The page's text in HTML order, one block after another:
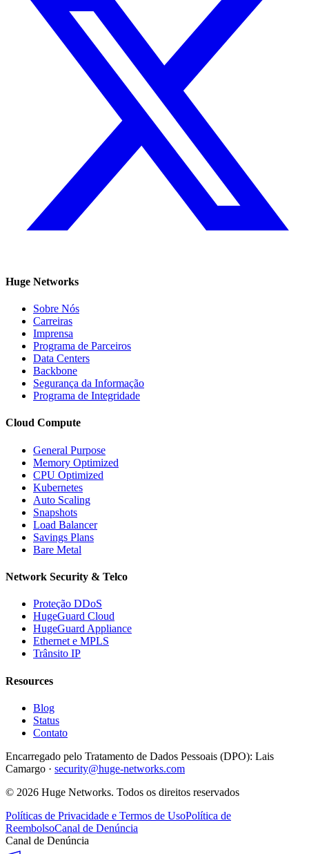
Huge Networks
Sobre Nós
Carreiras
Imprensa
Programa de Parceiros
Data Centers
Backbone
Segurança da Informação
Programa de Integridade
Cloud Compute
General Purpose
Memory Optimized
CPU Optimized
Kubernetes
Auto Scaling
Snapshots
Load Balancer
Savings Plans
Bare Metal
Network Security & Telco
Proteção DDoS
HugeGuard Cloud
HugeGuard Appliance
Ethernet e MPLS
Trânsito IP
Resources
Blog
Status
Contato
Encarregado pelo Tratamento de Dados Pessoais (DPO): Lais
Camargo · security@huge-networks.com
© 2026 Huge Networks. Todos os direitos reservados
Políticas de Privacidade e Termos de UsoPolítica de
ReembolsoCanal de Denúncia
Canal de Denúncia